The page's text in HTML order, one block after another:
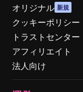
オリジナル 新規
クッキーポリシー
トラストセンター
アフィリエイト
法人向け